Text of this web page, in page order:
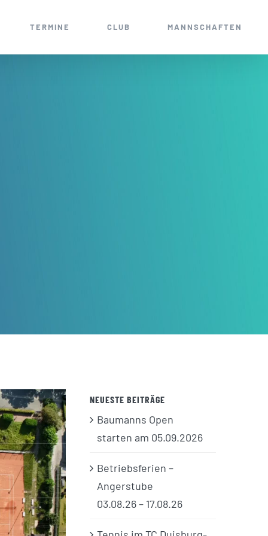
TERMINE CLUB MANNSCHAFTEN
NEUESTE BEITRÄGE
Baumanns Open
starten am 05.09.2026
Betriebsferien –
Angerstube
03.08.26 – 17.08.26